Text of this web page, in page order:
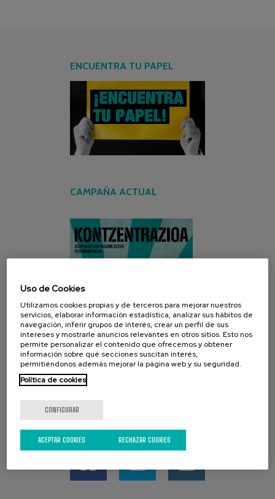
ENCUENTRA TU PAPEL
CAMPAÑA ACTUAL
REDES SOCIALES
Uso de Cookies
Utilizamos cookies propias y de terceros para mejorar nuestros
servicios, elaborar información estadística, analizar sus hábitos de
navegación, inferir grupos de interés, crear un perfil de sus
intereses y mostrarle anuncios relevantes en otros sitios. Esto nos
permite personalizar el contenido que ofrecemos y obtener
información sobre qué secciones suscitan interés,
permitiéndonos además mejorar la página web y su seguridad.
Política de cookies
CONFIGURAR
RECHAZAR COOKIES
ACEPTAR COOKIES